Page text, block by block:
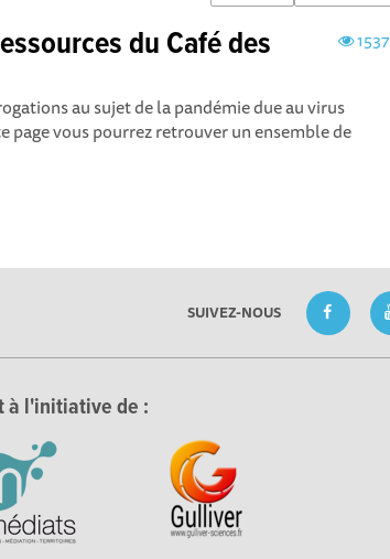
1537
du Café des
au sujet de la pandémie due au virus
page vous pourrez retrouver un ensemble de
SUIVEZ-NOUS
à l'initiative de :